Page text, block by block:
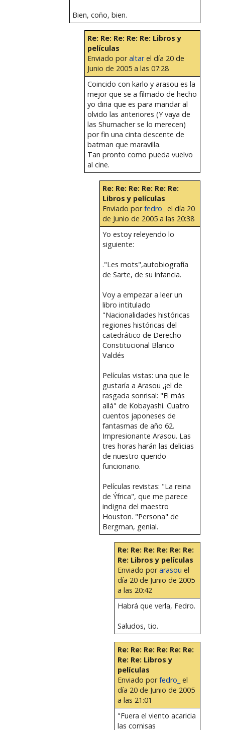
Bien, coño, bien.
Re: Re: Re: Re: Re: Libros y
películas
Enviado poraltarel día 20 de
Junio de 2005 a las 07:28
Coincido con karlo y arasou es la
mejor que se a filmado de hecho
yo diria que es para mandar al
olvido las anteriores (Y vaya de
las Shumacher se lo merecen)
por fin una cinta descente de
batman que maravilla.
Tan pronto como pueda vuelvo
al cine.
Re: Re: Re: Re: Re: Re:
Libros y películas
Enviado porfedro_ el día 20
de Junio de 2005 a las 20:38
Yo estoy releyendo lo
siguiente:
."Les mots",autobiografía
de Sarte, de su infancia.
Voy a empezar a leer un
libro intitulado
"Nacionalidades históricas
regiones históricas del
catedrático de Derecho
Constitucional Blanco
Valdés
Películas vistas: una que le
gustaría a Arasou ,¡el de
rasgada sonrisa!: "El más
allá" de Kobayashi. Cuatro
cuentos japoneses de
fantasmas de año 62.
Impresionante Arasou. Las
tres horas harán las delicias
de nuestro querido
funcionario.
Películas revistas: "La reina
de Ýfrica", que me parece
indigna del maestro
Houston. "Persona" de
Bergman, genial.
Re: Re: Re: Re: Re: Re:
Re: Libros y películas
Enviado porarasou el
día 20 de Junio de 2005
a las 20:42
Habrá que verla, Fedro.
Saludos, tio.
Re: Re: Re: Re: Re: Re:
Re: Re: Libros y
películas
Enviado porfedro_ el
día 20 de Junio de 2005
a las 21:01
"Fuera el viento acaricia
las cornisas